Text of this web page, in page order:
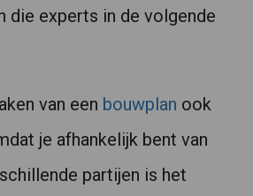
die experts in de volgende
van een bouwplan ook
je afhankelijk bent van
partijen is het